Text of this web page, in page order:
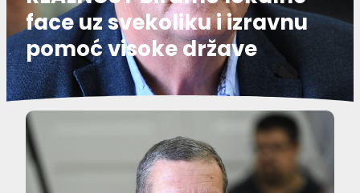
face uz svekoliku i izravnu
pomoć visoke države